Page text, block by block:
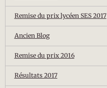
Remise du prix lycéen SES 2017
Ancien Blog
Remise du prix 2016
Résultats 2017